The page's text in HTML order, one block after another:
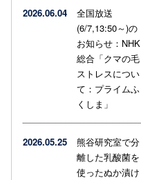
2026.06.04
全国放送
(6/7,13:50～)の
お知らせ：NHK
総合「クマの毛
ストレスについ
て：プライムふ
くしま」
2026.05.25
熊谷研究室で分
離した乳酸菌を
使ったぬか漬け